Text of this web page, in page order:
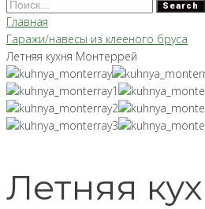
Search
Главная
Гаражи/навесы из клееного бруса
Летняя кухня Монтеррей
Летняя